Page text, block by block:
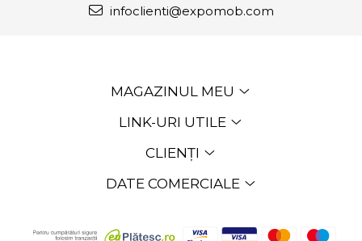
infoclienti@expomob.com
MAGAZINUL MEU
LINK-URI UTILE
CLIENȚI
DATE COMERCIALE